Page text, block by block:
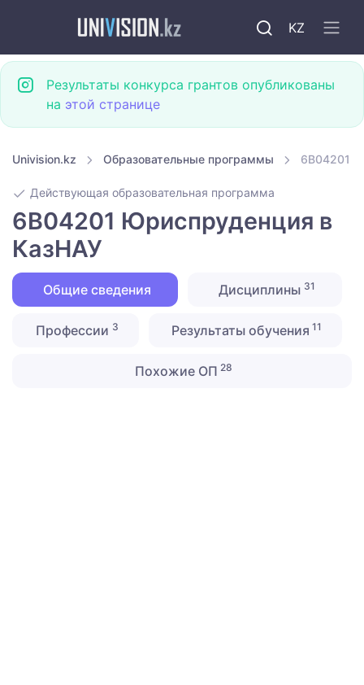
KZ
Результаты конкурса грантов опубликованы
на этой странице
Univision.kz Образовательные программы 6B04201
Действующая образовательная программа
6B04201 Юриспруденция в
КазНАУ
Общие сведения Дисциплины 31
Профессии 3 Результаты обучения 11
Похожие ОП 28